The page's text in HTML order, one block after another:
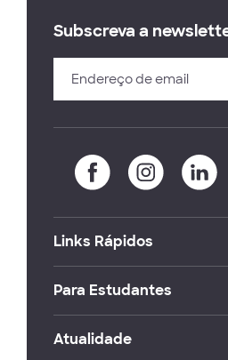
Subscreva a
Links Rápidos
Para Estudantes
Atualidade